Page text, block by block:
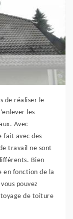
de réaliser le
les
Avec
fait avec des
travail ne sont
Bien
en fonction de la
pouvez
de toiture